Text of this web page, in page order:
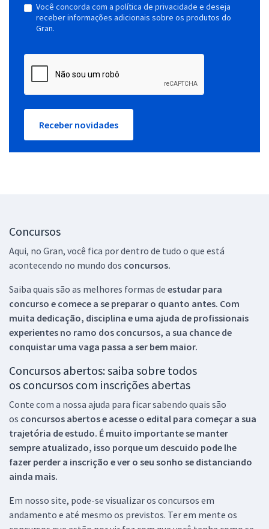
Você concorda com a política de privacidade e deseja
receber informações adicionais sobre os produtos do
Gran.
Receber novidades
Concursos
Aqui, no Gran, você fica por dentro de tudo o que está
acontecendo no mundo dos concursos.
Saiba quais são as melhores formas de estudar para
concurso e comece a se preparar o quanto antes. Com
muita dedicação, disciplina e uma ajuda de profissionais
experientes no ramo dos concursos, a sua chance de
conquistar uma vaga passa a ser bem maior.
Concursos abertos: saiba sobre todos
os concursos com inscrições abertas
Conte com a nossa ajuda para ficar sabendo quais são
os concursos abertos e acesse o edital para começar a sua
trajetória de estudo. É muito importante se manter
sempre atualizado, isso porque um descuido pode lhe
fazer perder a inscrição e ver o seu sonho se distanciando
ainda mais.
Em nosso site, pode-se visualizar os concursos em
andamento e até mesmo os previstos. Ter em mente os